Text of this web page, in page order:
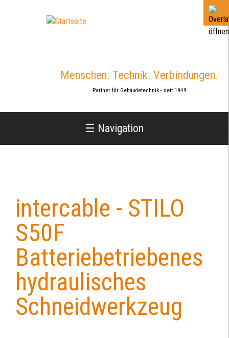
Menschen. Technik. Verbindungen.
Partner für Gebäudetechnik - seit 1949
☰ Navigation
intercable - STILO
S50F
Batteriebetriebenes
hydraulisches
Schneidwerkzeug